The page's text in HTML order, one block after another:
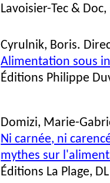
Lavoisier-Tec &
Cyrulnik, Boris.
Alimentation sous
Éditions Philippe
Domizi, Marie-
Ni carnée, ni
mythes sur
Éditions La Plage,